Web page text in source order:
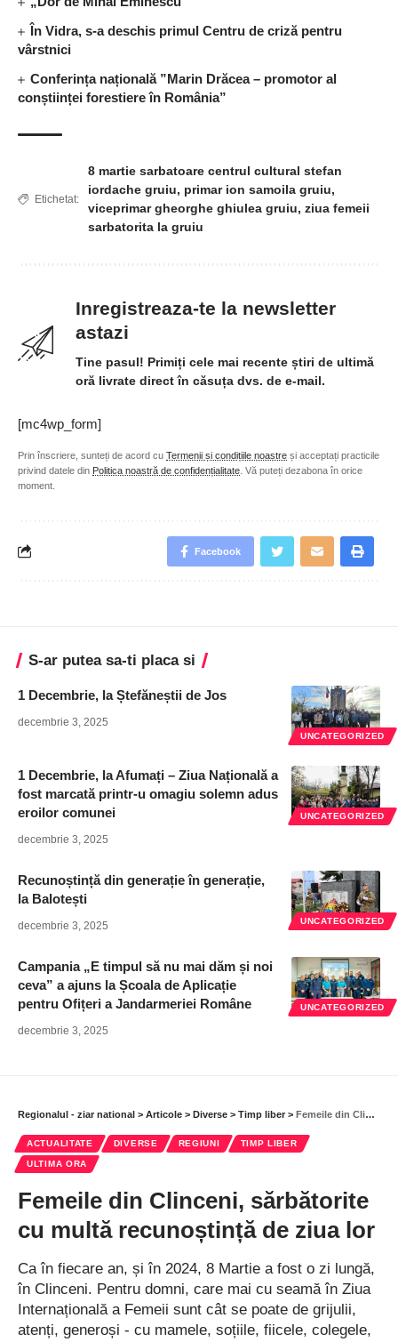
În Vidra, s-a deschis primul Centru de criză pentru
vârstnici
Conferința națională ”Marin Drăcea – promotor al
conștiinței forestiere în România”
Etichetat:
8 martie sarbatoare centrul cultural stefan
iordache gruiu, primar ion samoila gruiu,
viceprimar gheorghe ghiulea gruiu, ziua femeii
sarbatorita la gruiu
Inregistreaza-te la newsletter
astazi
Tine pasul! Primiți cele mai recente știri de ultimă
oră livrate direct în căsuța dvs. de e-mail.
[mc4wp_form]
Prin înscriere, sunteți de acord cu Termenii și condițiile noastre și acceptați practicile
privind datele din Politica noastră de confidențialitate . Vă puteți dezabona în orice
moment.
Facebook
S-ar putea sa-ti placa si
UNCATEGORIZED
1 Decembrie, la Ștefăneștii de Jos
decembrie 3, 2025
UNCATEGORIZED
1 Decembrie, la Afumați – Ziua Națională a
fost marcată printr-u omagiu solemn adus
eroilor comunei
decembrie 3, 2025
UNCATEGORIZED
Recunoștință din generație în generație,
la Balotești
decembrie 3, 2025
UNCATEGORIZED
Campania „E timpul să nu mai dăm și noi
ceva” a ajuns la Școala de Aplicație
pentru Ofițeri a Jandarmeriei Române
decembrie 3, 2025
Regionalul - ziar national > Articole > Diverse > Timp liber > Femeile din Clinceni, sărbătorite cu multă recunoștință de ziua lor
ACTUALITATE DIVERSE REGIUNI TIMP LIBER
ULTIMA ORA
Femeile din Clinceni, sărbătorite
cu multă recunoștință de ziua lor
Ca în fiecare an, și în 2024, 8 Martie a fost o zi lungă,
în Clinceni. Pentru domni, care mai cu seamă în Ziua
Internațională a Femeii sunt cât se poate de grijulii,
atenți, generoși - cu mamele, soțiile, fiicele, colegele,